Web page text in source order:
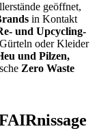
geöffnet,
in Kontakt
und Upcycling-
oder Kleider
und Pilzen,
Zero Waste